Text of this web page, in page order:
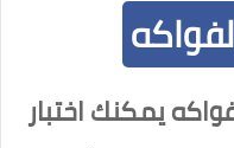
يمكنك اختبار